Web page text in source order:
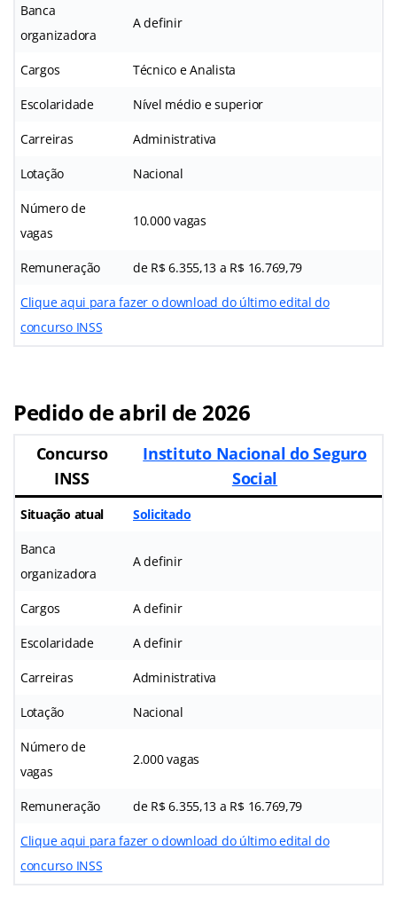
Banca
organizadora
A definir
Cargos Técnico e Analista
Escolaridade Nível médio e superior
Carreiras Administrativa
Lotação Nacional
Número de
vagas
10.000 vagas
Remuneração de R$ 6.355,13 a R$ 16.769,79
Clique aqui para fazer o download do último edital do
concurso INSS
Pedido de abril de 2026
Concurso
INSS
Instituto Nacional do Seguro
Social
Situação atual Solicitado
Banca
organizadora
A definir
Cargos A definir
Escolaridade A definir
Carreiras Administrativa
Lotação Nacional
Número de
vagas
2.000 vagas
Remuneração de R$ 6.355,13 a R$ 16.769,79
Clique aqui para fazer o download do último edital do
concurso INSS